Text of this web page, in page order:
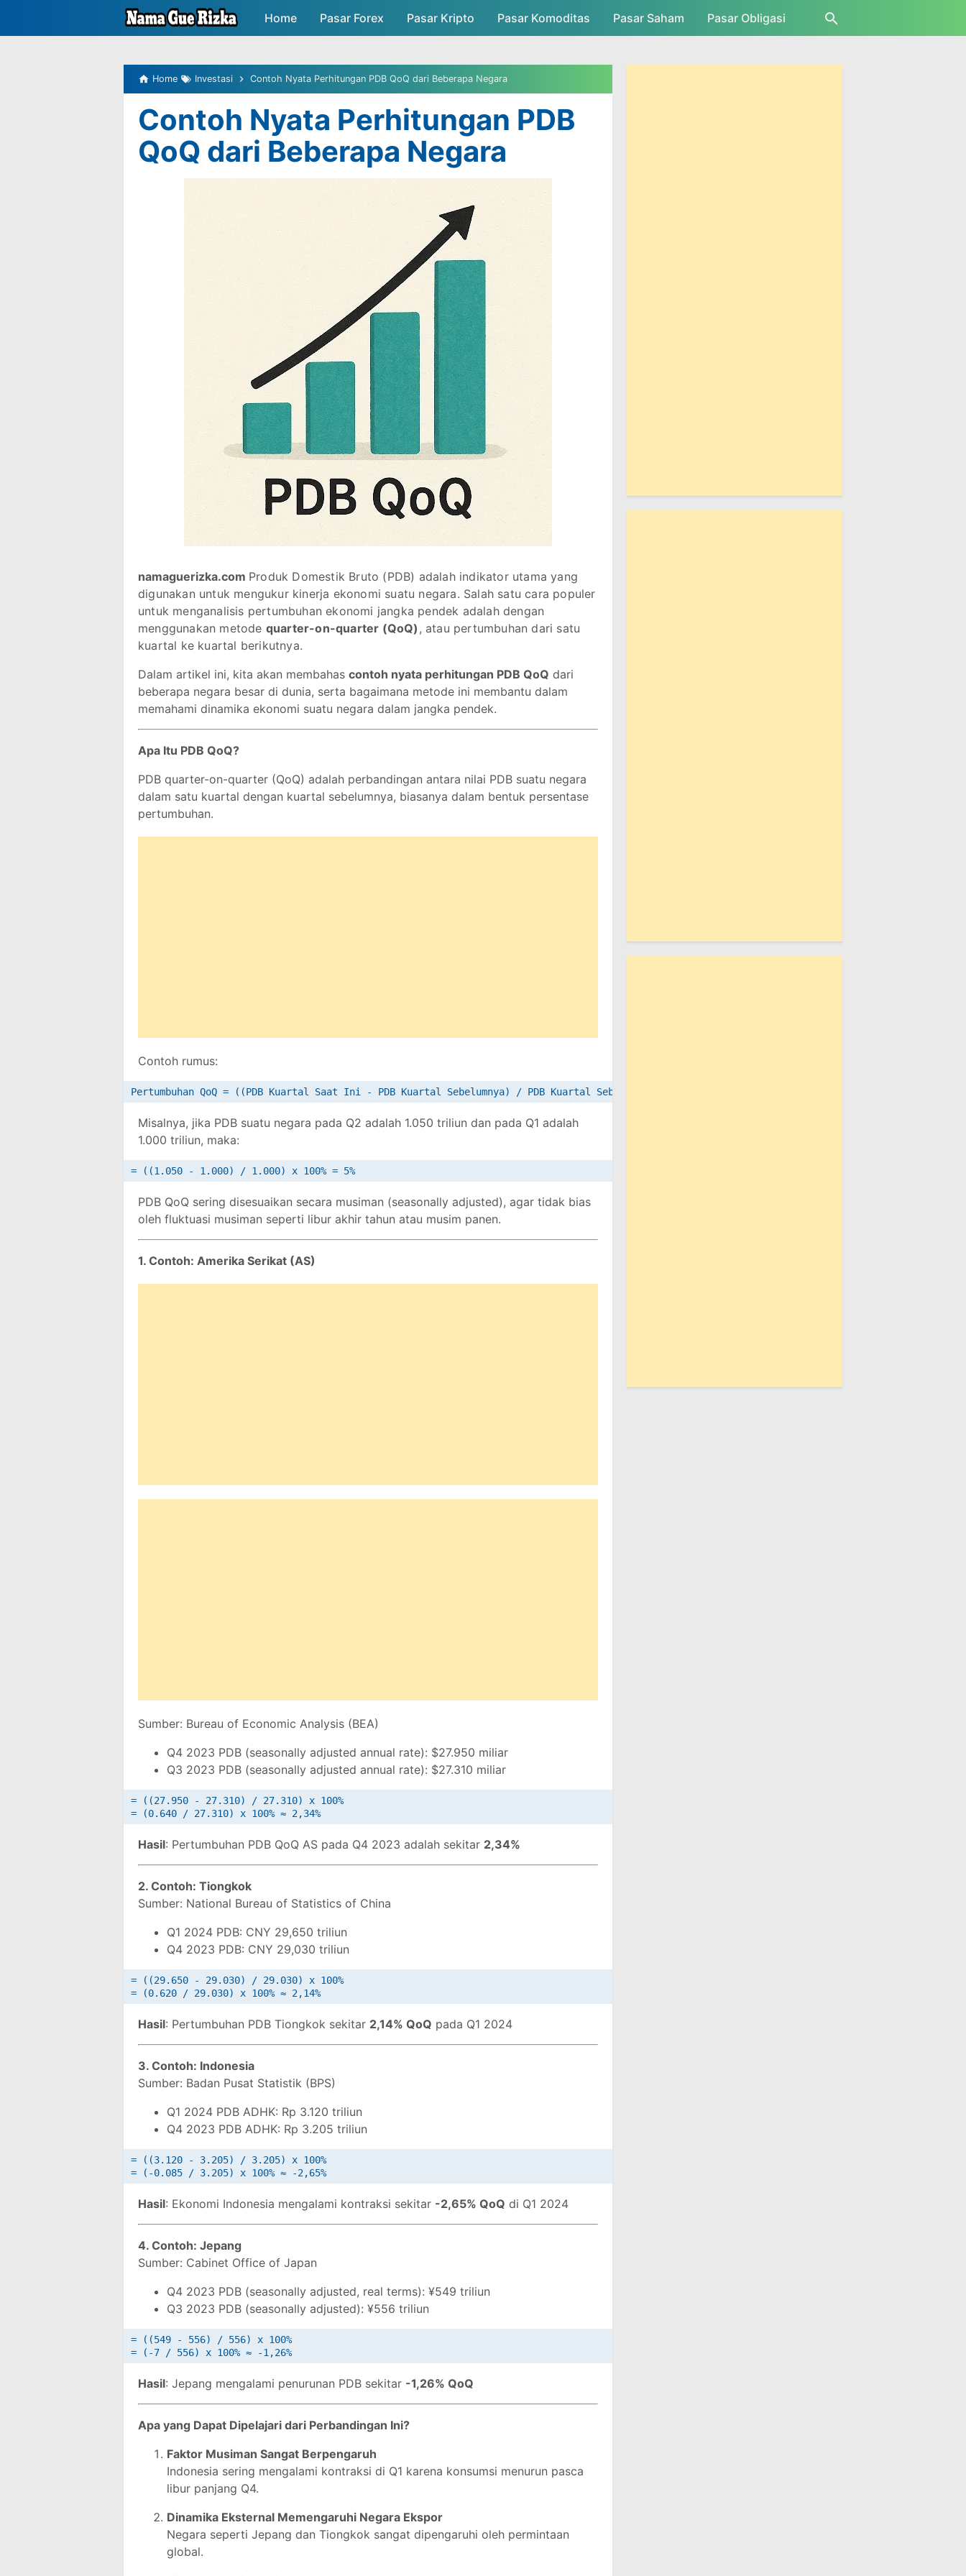
Skip to main content
Home Pasar Forex Pasar Kripto Pasar Komoditas Pasar Saham Pasar Obligasi
Home Investasi Contoh Nyata Perhitungan PDB QoQ dari Beberapa Negara
Contoh Nyata Perhitungan PDB
QoQ dari Beberapa Negara
namaguerizka.com Produk Domestik Bruto (PDB) adalah indikator utama yang
digunakan untuk mengukur kinerja ekonomi suatu negara. Salah satu cara populer
untuk menganalisis pertumbuhan ekonomi jangka pendek adalah dengan
menggunakan metode quarter-on-quarter (QoQ) , atau pertumbuhan dari satu
kuartal ke kuartal berikutnya.
Dalam artikel ini, kita akan membahas contoh nyata perhitungan PDB QoQ dari
beberapa negara besar di dunia, serta bagaimana metode ini membantu dalam
memahami dinamika ekonomi suatu negara dalam jangka pendek.
Apa Itu PDB QoQ?
PDB quarter-on-quarter (QoQ) adalah perbandingan antara nilai PDB suatu negara
dalam satu kuartal dengan kuartal sebelumnya, biasanya dalam bentuk persentase
pertumbuhan.
Contoh rumus:
Misalnya, jika PDB suatu negara pada Q2 adalah 1.050 triliun dan pada Q1 adalah
1.000 triliun, maka:
PDB QoQ sering disesuaikan secara musiman (seasonally adjusted), agar tidak bias
oleh fluktuasi musiman seperti libur akhir tahun atau musim panen.
1. Contoh: Amerika Serikat (AS)
Sumber: Bureau of Economic Analysis (BEA)
Q4 2023 PDB (seasonally adjusted annual rate): $27.950 miliar
Q3 2023 PDB (seasonally adjusted annual rate): $27.310 miliar
= ((27.950 - 27.310) / 27.310) x 100%
Hasil: Pertumbuhan PDB QoQ AS pada Q4 2023 adalah sekitar 2,34%
2. Contoh: Tiongkok
Sumber: National Bureau of Statistics of China
Q1 2024 PDB: CNY 29,650 triliun
Q4 2023 PDB: CNY 29,030 triliun
= ((29.650 - 29.030) / 29.030) x 100%
Hasil: Pertumbuhan PDB Tiongkok sekitar 2,14% QoQ pada Q1 2024
3. Contoh: Indonesia
Sumber: Badan Pusat Statistik (BPS)
Q1 2024 PDB ADHK: Rp 3.120 triliun
Q4 2023 PDB ADHK: Rp 3.205 triliun
= ((3.120 - 3.205) / 3.205) x 100%
Hasil: Ekonomi Indonesia mengalami kontraksi sekitar -2,65% QoQ di Q1 2024
4. Contoh: Jepang
Sumber: Cabinet Office of Japan
Q4 2023 PDB (seasonally adjusted, real terms): ¥549 triliun
Q3 2023 PDB (seasonally adjusted): ¥556 triliun
= ((549 - 556) / 556) x 100%
Hasil: Jepang mengalami penurunan PDB sekitar -1,26% QoQ
Apa yang Dapat Dipelajari dari Perbandingan Ini?
Faktor Musiman Sangat Berpengaruh
Indonesia sering mengalami kontraksi di Q1 karena konsumsi menurun pasca
libur panjang Q4.
Dinamika Eksternal Memengaruhi Negara Ekspor
Negara seperti Jepang dan Tiongkok sangat dipengaruhi oleh permintaan
global.